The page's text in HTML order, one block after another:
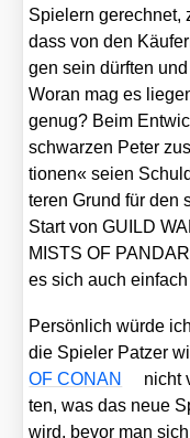
Spie­lern gerech­net,
dass von den
gen sein dürf­ten
Wor­an mag es
genug? Beim
schwar­zen Peter
tio­nen« sei­en
te­ren Grund für den
Start von GUILD
MISTS OF
es sich auch
Per­sön­lich wür­de
die Spie­ler Pat­zer
OF CONAN
nicht
ten, was das neue
wird, bevor man